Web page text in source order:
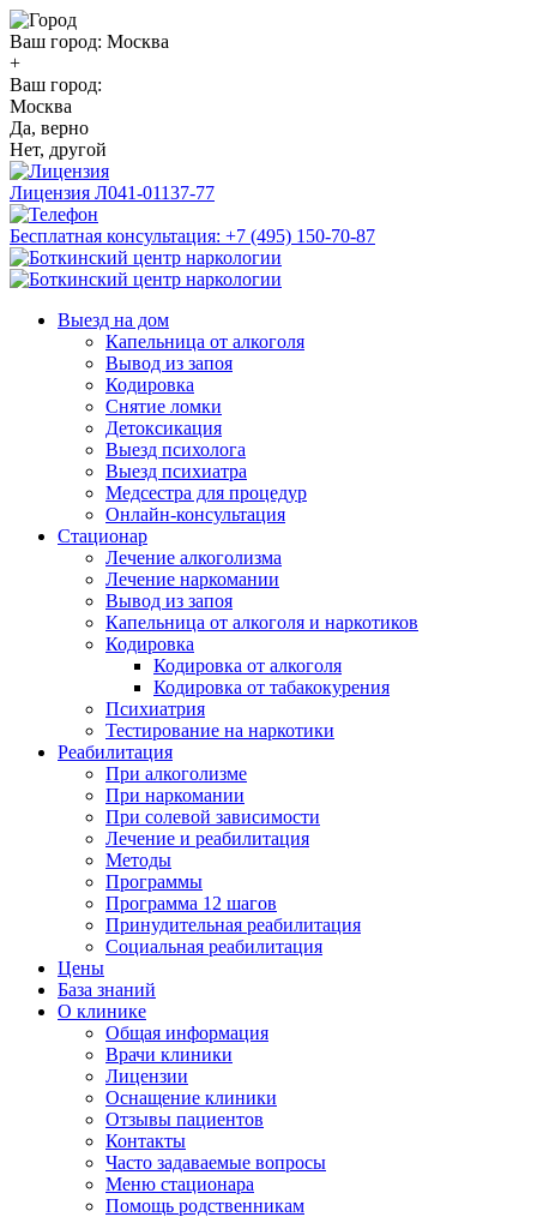
Ваш город: Москва
+
Ваш город:
Москва
Да, верно
Нет, другой
Лицензия Л041-01137-77
Бесплатная консультация: +7 (495) 150-70-87
Выезд на дом
Капельница от алкоголя
Вывод из запоя
Кодировка
Снятие ломки
Детоксикация
Выезд психолога
Выезд психиатра
Медсестра для процедур
Онлайн-консультация
Стационар
Лечение алкоголизма
Лечение наркомании
Вывод из запоя
Капельница от алкоголя и наркотиков
Кодировка
Кодировка от алкоголя
Кодировка от табакокурения
Психиатрия
Тестирование на наркотики
Реабилитация
При алкоголизме
При наркомании
При солевой зависимости
Лечение и реабилитация
Методы
Программы
Программа 12 шагов
Принудительная реабилитация
Социальная реабилитация
Цены
База знаний
О клинике
Общая информация
Врачи клиники
Лицензии
Оснащение клиники
Отзывы пациентов
Контакты
Часто задаваемые вопросы
Меню стационара
Помощь родственникам